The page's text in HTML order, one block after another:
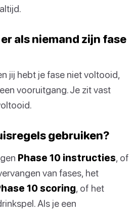
als niemand zijn fase
jij hebt je fase niet voltooid,
vooruitgang. Je zit vast
gebruiken?
Phase 10 instructies, of
van fases, het
10 scoring, of het
Als je een